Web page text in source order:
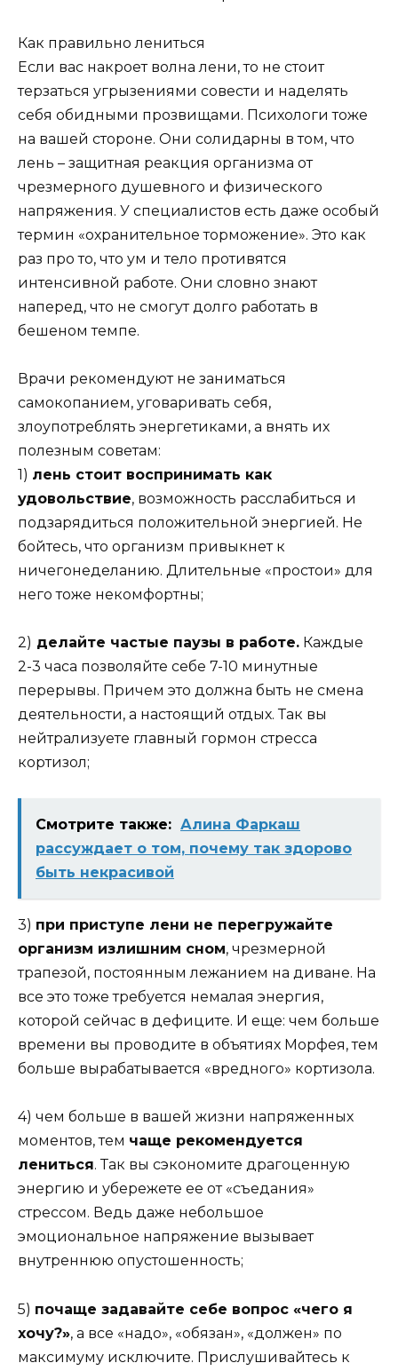
Как правильно лениться
Если вас накроет волна лени, то не стоит
терзаться угрызениями совести и наделять
себя обидными прозвищами. Психологи тоже
на вашей стороне. Они солидарны в том, что
лень – защитная реакция организма от
чрезмерного душевного и физического
напряжения. У специалистов есть даже особый
термин «охранительное торможение». Это как
раз про то, что ум и тело противятся
интенсивной работе. Они словно знают
наперед, что не смогут долго работать в
бешеном темпе.
Врачи рекомендуют не заниматься
самокопанием, уговаривать себя,
злоупотреблять энергетиками, а внять их
полезным советам:
1) лень стоит воспринимать как
удовольствие, возможность расслабиться и
подзарядиться положительной энергией. Не
бойтесь, что организм привыкнет к
ничегонеделанию. Длительные «простои» для
него тоже некомфортны;
2) делайте частые паузы в работе. Каждые
2-3 часа позволяйте себе 7-10 минутные
перерывы. Причем это должна быть не смена
деятельности, а настоящий отдых. Так вы
нейтрализуете главный гормон стресса
кортизол;
Смотрите также: Алина Фаркаш
рассуждает о том, почему так здорово
быть некрасивой
3) при приступе лени не перегружайте
организм излишним сном, чрезмерной
трапезой, постоянным лежанием на диване. На
все это тоже требуется немалая энергия,
которой сейчас в дефиците. И еще: чем больше
времени вы проводите в объятиях Морфея, тем
больше вырабатывается «вредного» кортизола.
4) чем больше в вашей жизни напряженных
моментов, тем чаще рекомендуется
лениться. Так вы сэкономите драгоценную
энергию и убережете ее от «съедания»
стрессом. Ведь даже небольшое
эмоциональное напряжение вызывает
внутреннюю опустошенность;
5) почаще задавайте себе вопрос «чего я
хочу?», а все «надо», «обязан», «должен» по
максимуму исключите. Прислушивайтесь к